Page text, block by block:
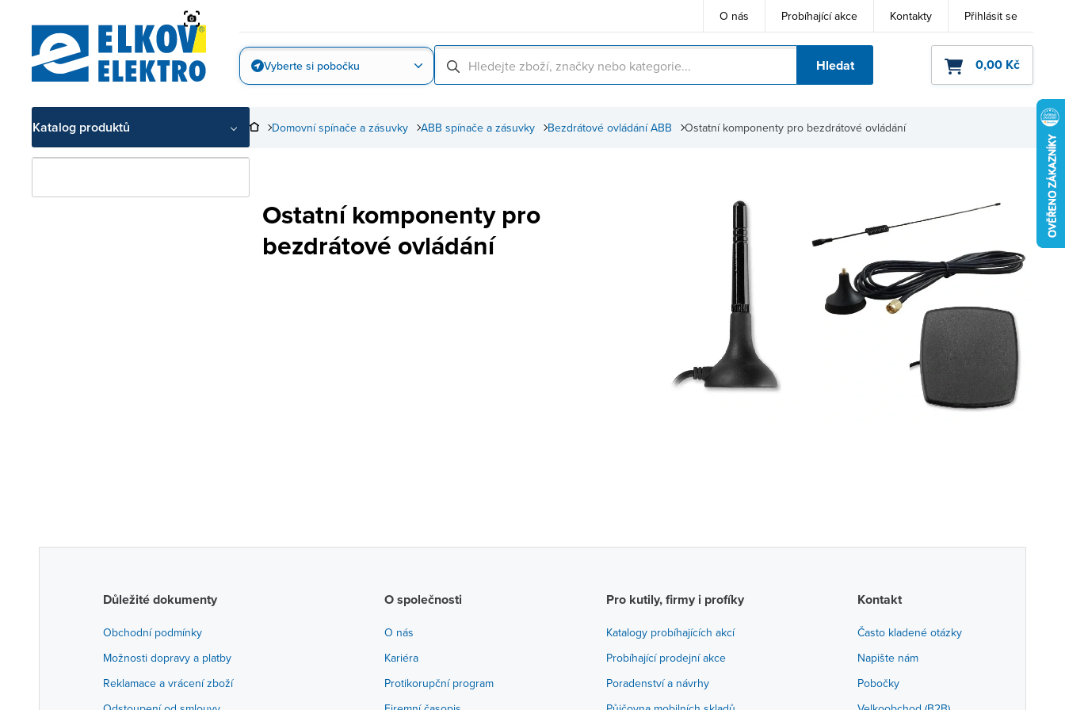
O nás Probíhající akce Kontakty Přihlásit se
Vyberte si pobočku Hledat 0,00 Kč
Katalog produktů Ostatní komponenty pro bezdrátové ovládání
Bezdrátové ovládání ABB
ABB spínače a zásuvky
Domovní spínače a zásuvky
Ostatní komponenty pro
bezdrátové ovládání
Důležité dokumenty
Obchodní podmínky
Možnosti dopravy a platby
Reklamace a vrácení zboží
O společnosti
O nás
Kariéra
Protikorupční program
Pro kutily, firmy i profíky
Katalogy probíhajících akcí
Probíhající prodejní akce
Poradenství a návrhy
Kontakt
Často kladené otázky
Napište nám
Pobočky